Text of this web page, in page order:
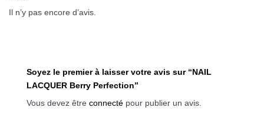
Il n’y pas encore d’avis.
Soyez le premier à laisser votre avis sur “NAIL
LACQUER Berry Perfection”
Vous devez être connecté pour publier un avis.